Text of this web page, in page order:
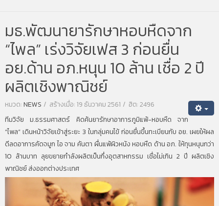
มธ.พัฒนายารักษาหอบหืดจาก
“ไพล” เร่งวิจัยเฟส 3 ก่อนยื่น
อย.ด้าน อภ.หนุน 10 ล้าน เชื่อ 2 ปี
ผลิตเชิงพาณิชย์
หมวด:NEWS สร้างเมื่อ: 19 ธันวาคม 2561
ฮิต: 2496
ทีมวิจัย ม.ธรรมศาสตร์ คิดค้นยารักษาอาการภูมิแพ้-หอบหืด จาก
“ไพล” เดินหน้าวิจัยเข้าสู่ระยะ 3 ในกลุ่มคนไข้ ก่อนยื่นขึ้นทะเบียนกับ อย. เผยให้ผล
ดีลดอาการคัดจมูก ไอ จาม คันตา ผื่นแพ้ผิวหนัง หอบหืด ด้าน อภ. ให้ทุนหนุนกว่า
10 ล้านบาท ลุยขยายกำลังผลิตเป็นกึ่งอุตสาหกรรม เชื่อไม่เกิน 2 ปี ผลิตเชิง
พาณิชย์ ส่งออกต่างประเทศ